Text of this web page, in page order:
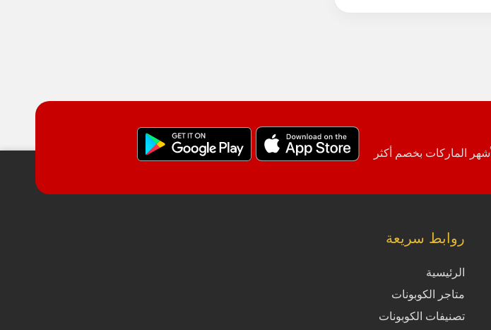
الماركات بخصم أكثر
روابط سريعة
الرئيسية
متاجر الكوبونات
تصنيفات الكوبونات